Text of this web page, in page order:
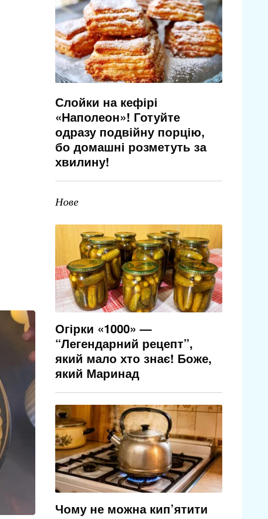
Слойки на кефірі
«Наполеон»! Готуйте
одразу подвійну порцію,
бо домашні розметуть за
хвилину!
Нове
Огірки «1000» —
“Легендарний рецепт”,
який мало хто знає! Боже,
який Маринад
Чому не можна кип’ятити